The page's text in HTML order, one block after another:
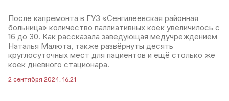
После капремонта в ГУЗ «Сенгилеевская районная
больница» количество паллиативных коек увеличилось с
16 до 30. Как рассказала заведующая медучреждением
Наталья Малюта, также развёрнуты десять
круглосуточных мест для пациентов и ещё столько же
коек дневного стационара.
2 сентября 2024, 16:21